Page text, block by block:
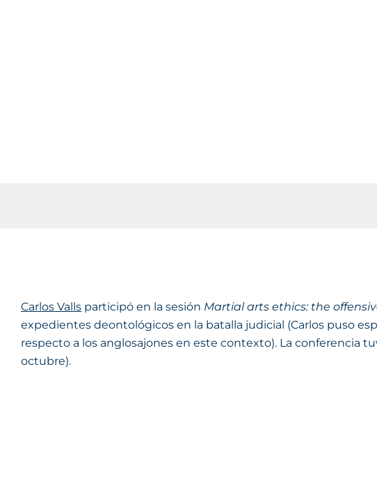
Carlos Valls participó en la sesión  Martial arts ethics: the
expedientes deontológicos en la batalla judicial (Carlos puso
respecto a los anglosajones en este contexto). La conferencia
octubre).